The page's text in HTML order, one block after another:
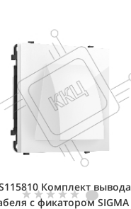
Комплект вывода
с фикатором SIGMA